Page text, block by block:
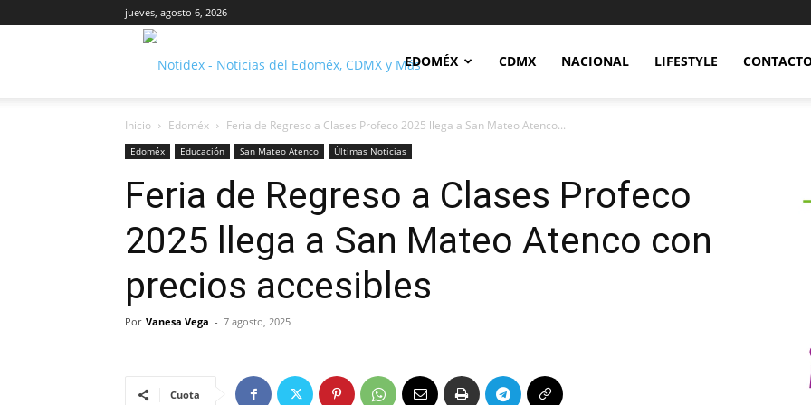
jueves, agosto 6, 2026
Notidex
EDOMÉX CDMX NACIONAL LIFESTYLE
Inicio Edoméx Feria de Regreso a Clases Profeco 2025 llega a San Mateo Atenco...
Edoméx Educación San Mateo Atenco Últimas Noticias
Feria de Regreso a Clases Profeco
2025 llega a San Mateo Atenco con
precios accesibles
Por Vanesa Vega - 7 agosto, 2025
Cuota